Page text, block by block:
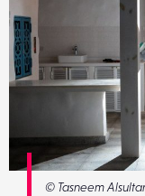
© Tasneem